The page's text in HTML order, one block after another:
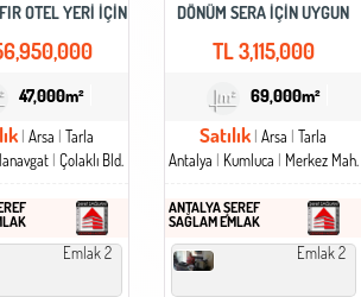
OTEL YERİ İÇİN
47,000m²
Arsa
Tarla
Çolaklı Bld.
Emlak 2
DÖNÜM SERA İÇİN UYGUN
TL3,115,000
69,000m²
Satılık Arsa
Tarla
Antalya
Kumluca Merkez Mah.
ANTALYA ŞEREF
SAĞLAM EMLAK
Emlak 2